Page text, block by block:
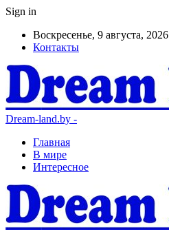
Sign in
Воскресенье, 9 августа, 2026
Контакты
Dream-land.by -
Главная
В мире
Интересное